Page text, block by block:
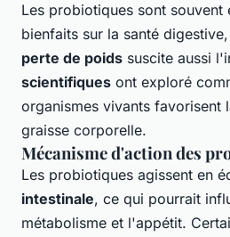
Les probiotiques sont souvent
bienfaits sur la santé
perte de poids suscite aussi
scientifiques ont exploré
organismes vivants favorisent
graisse corporelle.
Mécanisme d'action des
Les probiotiques agissent en
intestinale, ce qui pourrait
métabolisme et l'appétit.